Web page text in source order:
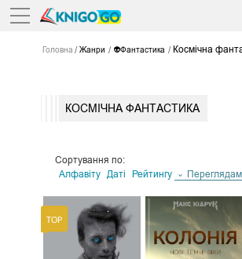
Головна Жанри 👽Фантастика Космічна
КОСМІЧНА ФАНТАСТИКА
Сортування по:
Алфавіту
Даті Рейтингу Переглядам